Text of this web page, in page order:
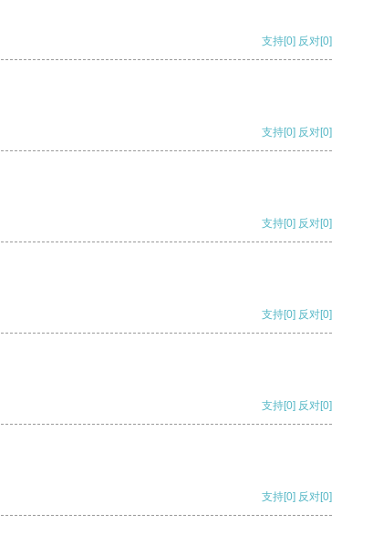
支持[0] 反对[0]
支持[0] 反对[0]
支持[0] 反对[0]
支持[0] 反对[0]
支持[0] 反对[0]
支持[0] 反对[0]